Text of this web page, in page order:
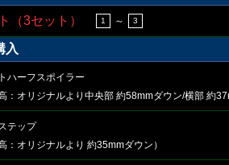
（3セット） 1 ～ 3
入
ハーフスポイラー
高：オリジナルより中央部 約58mmダウン/横部 約
テップ
：オリジナルより 約35mmダウン）